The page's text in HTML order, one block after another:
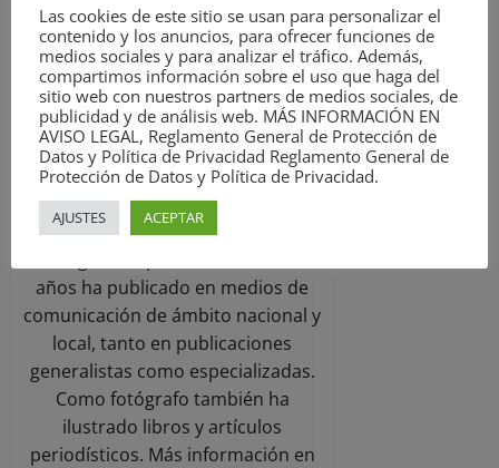
David Laguillo
Administrator
David Laguillo (Torrelavega, 1975)
es un periodista, escritor y
años ha publicado en medios de
comunicación de ámbito nacional y
local, tanto en publicaciones
generalistas como especializadas.
Como fotógrafo también ha
ilustrado libros y artículos
periodísticos. Más información en
Las cookies de este sitio se usan para personalizar el
contenido y los anuncios, para ofrecer funciones de
medios sociales y para analizar el tráfico. Además,
compartimos información sobre el uso que haga del
sitio web con nuestros partners de medios sociales, de
publicidad y de análisis web. MÁS INFORMACIÓN EN
AVISO LEGAL, Reglamento General de Protección de
Datos y Política de Privacidad Reglamento General de
Protección de Datos y Política de Privacidad.
AJUSTES ACEPTAR